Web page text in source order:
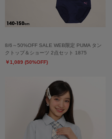
8/6～50%OFF SALE WEB限定 PUMA タン
クトップ＆ショーツ 2点セット 1875
￥1,089 (50%OFF)